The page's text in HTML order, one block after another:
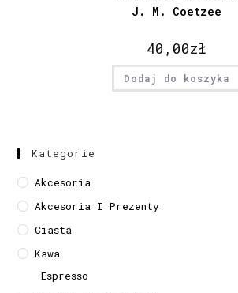
J. M. Coetzee
40,00zł
Dodaj do koszyka
Kategorie
Akcesoria
Akcesoria I Prezenty
Ciasta
Kawa
Espresso